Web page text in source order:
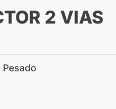
2 VIAS
Pesado